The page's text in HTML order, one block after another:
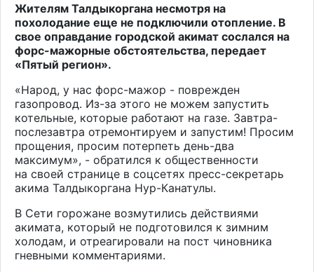
Жителям Талдыкоргана несмотря на
похолодание еще не подключили отопление. В
свое оправдание городской акимат сослался на
форс-мажорные обстоятельства, передает
«Пятый регион».
«Народ, у нас форс-мажор - поврежден
газопровод. Из-за этого не можем запустить
котельные, которые работают на газе. Завтра-
послезавтра отремонтируем и запустим! Просим
прощения, просим потерпеть день-два
максимум», - обратился к общественности
на своей странице в соцсетях пресс-секретарь
акима Талдыкоргана Нур-Канатулы.
В Сети горожане возмутились действиями
акимата, который не подготовился к зимним
холодам, и отреагировали на пост чиновника
гневными комментариями.